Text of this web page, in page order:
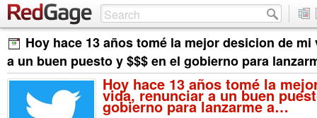
Hoy hace 13 años tomé la mejor desicion de
a un buen puesto y $$$ en el gobierno para
Hoy hace 13 años tomé la
vida, renunciar a un buen
gobierno para lanzarme a…